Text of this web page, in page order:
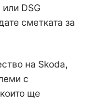
DSG
сметката за
на Skoda,
с
ще